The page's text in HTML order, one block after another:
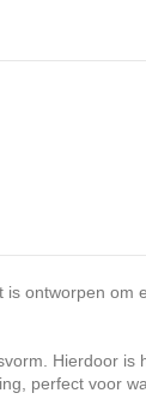
ontworpen
Hierdoor is
perfect voor